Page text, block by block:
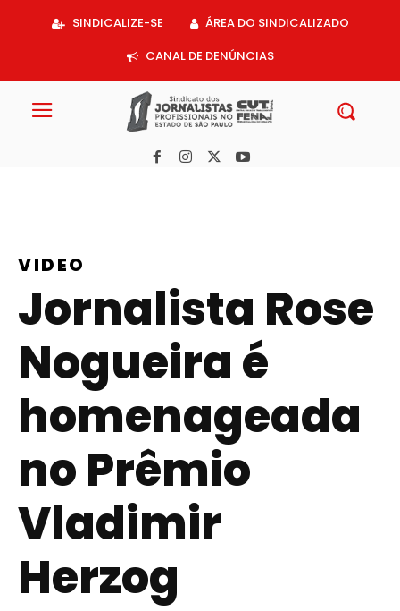
SINDICALIZE-SE
ÁREA DO SINDICALIZADO
CANAL DE DENÚNCIAS
VIDEO
Jornalista Rose
Nogueira é
homenageada
no Prêmio
Vladimir
Herzog